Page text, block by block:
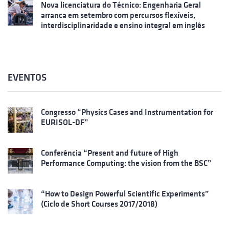
Nova licenciatura do Técnico: Engenharia Geral
arranca em setembro com percursos flexíveis,
interdisciplinaridade e ensino integral em inglês
EVENTOS
Congresso “Physics Cases and Instrumentation for
EURISOL-DF”
Conferência “Present and future of High
Performance Computing: the vision from the BSC”
“How to Design Powerful Scientific Experiments”
(Ciclo de Short Courses 2017/2018)